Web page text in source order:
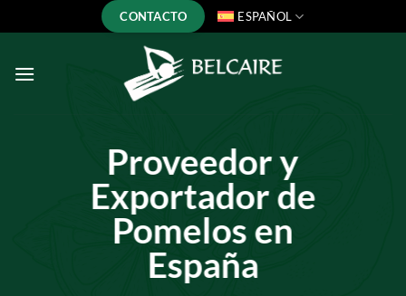
al
CONTACTO ESPAÑOL
Proveedor y
Exportador de
Pomelos en
España